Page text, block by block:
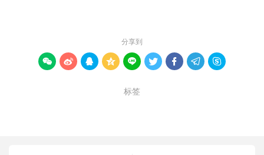
分享到
        
标签